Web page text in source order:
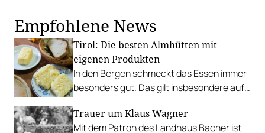
Empfohlene News
Tirol: Die besten Almhütten mit
eigenen Produkten
In den Bergen schmeckt das Essen immer
besonders gut. Das gilt insbesondere auf
Produktion anbieten.
Trauer um Klaus Wagner
Mit dem Patron des Landhaus Bacher ist